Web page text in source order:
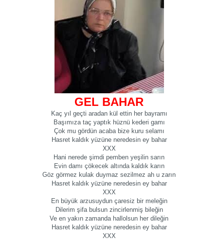
GEL BAHAR
Kaç yıl geçti aradan kül ettin her bayramı
Başımıza taç yaptık hüznü kederi gamı
Çok mu gördün acaba bize kuru selamı
Hasret kaldık yüzüne neredesin ey bahar
XXX
Hani nerede şimdi pemben yeşilin sarın
Evin damı çökecek altında kaldık karın
Göz görmez kulak duymaz sezilmez ah u zarın
Hasret kaldık yüzüne neredesin ey bahar
XXX
En büyük arzusuydun çaresiz bir meleğin
Dilerim şifa bulsun zincirlenmiş bileğin
Ve en yakın zamanda hallolsun her dileğin
Hasret kaldık yüzüne neredesin ey bahar
XXX